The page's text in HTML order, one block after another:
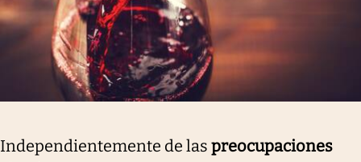
Independientemente de las preocupaciones